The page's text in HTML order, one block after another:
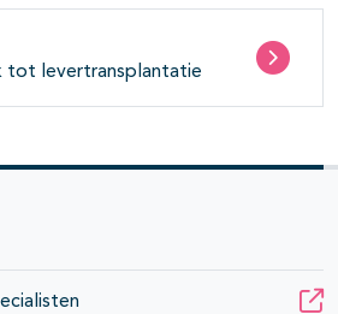
tot levertransplantatie